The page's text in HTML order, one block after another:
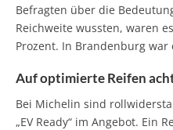
Befragten über die
Reichweite wussten, waren
Prozent. In Brandenburg
Auf optimierte Reifen
Bei Michelin sind
„EV Ready“ im Angebot. Ein